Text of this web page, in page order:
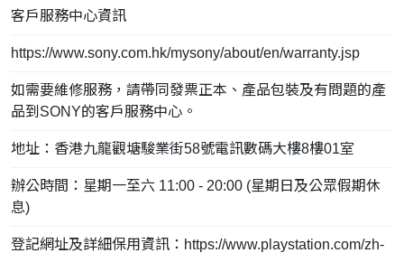
客戶服務中心資訊
https://www.sony.com.hk/mysony/about/en/warranty.jsp
如需要維修服務，請帶同發票正本、產品包裝及有問題的產
品到SONY的客戶服務中心。
地址：香港九龍觀塘駿業街58號電訊數碼大樓8樓01室
辦公時間：星期一至六 11:00 - 20:00 (星期日及公眾假期休
息)
登記網址及詳細保用資訊： https://www.playstation.com/zh-